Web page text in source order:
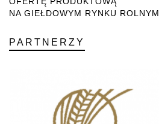
NA GIEŁDOWYM RYNKU ROLNYM
PARTNERZY